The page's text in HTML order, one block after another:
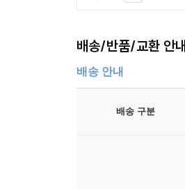
배송/반품/교환 안내
배송 안내
배송 구분